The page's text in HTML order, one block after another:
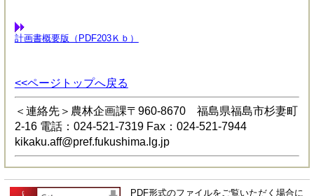
計画書概要版（PDF203Ｋｂ）
<<ページトップへ戻る
＜連絡先＞農林企画課〒960-8670 福島県福島市杉妻町
2-16 電話：024-521-7319 Fax：024-521-7944
kikaku.aff@pref.fukushima.lg.jp
PDF形式のファイルをご覧いただく場合に